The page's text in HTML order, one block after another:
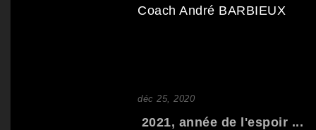
Coach André BARBIEUX
déc 25, 2020
2021, année de l'espoir ...